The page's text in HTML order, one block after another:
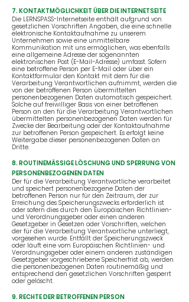
7. KONTAKTMÖGLICHKEIT ÜBER DIE INTERNETSEITE
Die LERNSPASS-Internetseite enthält aufgrund von
gesetzlichen Vorschriften Angaben, die eine schnelle
elektronische Kontaktaufnahme zu unserem
Unternehmen sowie eine unmittelbare
Kommunikation mit uns ermöglichen, was ebenfalls
eine allgemeine Adresse der sogenannten
elektronischen Post (E-Mail-Adresse) umfasst. Sofern
eine betroffene Person per E-Mail oder über ein
Kontaktformular den Kontakt mit dem für die
Verarbeitung Verantwortlichen aufnimmt, werden die
von der betroffenen Person übermittelten
personenbezogenen Daten automatisch gespeichert.
Solche auf freiwilliger Basis von einer betroffenen
Person an den für die Verarbeitung Verantwortlichen
übermittelten personenbezogenen Daten werden für
Zwecke der Bearbeitung oder der Kontaktaufnahme
zur betroffenen Person gespeichert. Es erfolgt keine
Weitergabe dieser personenbezogenen Daten an
Dritte.
8. ROUTINEMÄSSIGE LÖSCHUNG UND SPERRUNG VON
PERSONENBEZOGENEN DATEN
Der für die Verarbeitung Verantwortliche verarbeitet
und speichert personenbezogene Daten der
betroffenen Person nur für den Zeitraum, der zur
Erreichung des Speicherungszwecks erforderlich ist
oder sofern dies durch den Europäischen Richtlinien-
und Verordnungsgeber oder einen anderen
Gesetzgeber in Gesetzen oder Vorschriften, welchen
der für die Verarbeitung Verantwortliche unterliegt,
vorgesehen wurde. Entfällt der Speicherungszweck
oder läuft eine vom Europäischen Richtlinien- und
Verordnungsgeber oder einem anderen zuständigen
Gesetzgeber vorgeschriebene Speicherfrist ab, werden
die personenbezogenen Daten routinemäßig und
entsprechend den gesetzlichen Vorschriften gesperrt
oder gelöscht.
9. RECHTE DER BETROFFENEN PERSON